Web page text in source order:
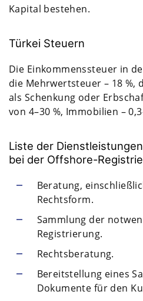
Kapital bestehen.
Türkei Steuern
Die Einkommenssteuer in
die Mehrwertsteuer – 18 %,
als Schenkung oder
von 4–30 %, Immobilien –
Liste der
bei der Offshore-
Beratung,
Rechtsform.
Sammlung der
Registrierung.
Rechtsberatung.
Bereitstellung eines
Dokumente für den